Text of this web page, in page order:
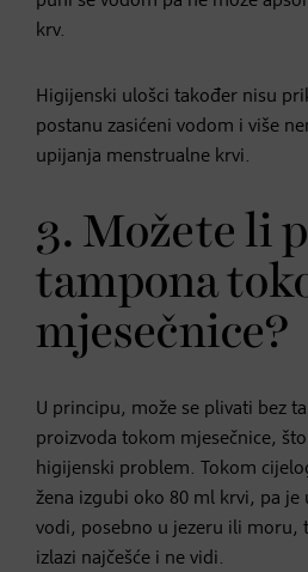
krv.
Higijenski ulošci također nisu
postanu zasićeni vodom i više
upijanja menstrualne krvi.
3. Možete li
tampona
mjesečnice?
U principu, može se plivati bez
proizvoda tokom mjesečnice,
higijenski problem. Tokom
žena izgubi oko 80 ml krvi, pa je
vodi, posebno u jezeru ili moru,
izlazi najčešće i ne vidi.